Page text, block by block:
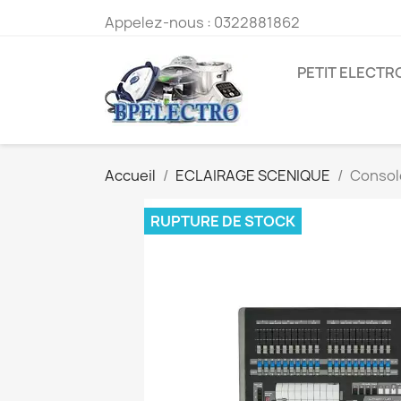
Appelez-nous : 0322881862
PETIT
Accueil ECLAIRAGE SCENIQUE
RUPTURE DE STOCK